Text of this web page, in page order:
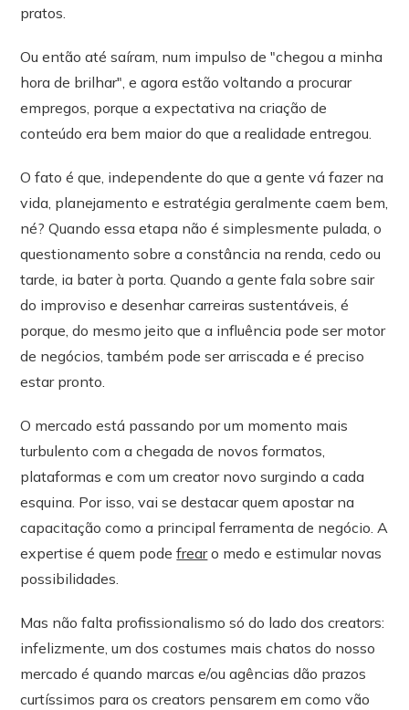
pratos.
Ou então até saíram, num impulso de "chegou a minha
hora de brilhar", e agora estão voltando a procurar
empregos, porque a expectativa na criação de
conteúdo era bem maior do que a realidade entregou.
O fato é que, independente do que a gente vá fazer na
vida, planejamento e estratégia geralmente caem bem,
né? Quando essa etapa não é simplesmente pulada, o
questionamento sobre a constância na renda, cedo ou
tarde, ia bater à porta. Quando a gente fala sobre sair
do improviso e desenhar carreiras sustentáveis, é
porque, do mesmo jeito que a influência pode ser motor
de negócios, também pode ser arriscada e é preciso
estar pronto.
O mercado está passando por um momento mais
turbulento com a chegada de novos formatos,
plataformas e com um creator novo surgindo a cada
esquina. Por isso, vai se destacar quem apostar na
capacitação como a principal ferramenta de negócio. A
expertise é quem podefrearo medo e estimular novas
possibilidades.
Mas não falta profissionalismo só do lado dos creators:
infelizmente, um dos costumes mais chatos do nosso
mercado é quando marcas e/ou agências dão prazos
curtíssimos para os creators pensarem em como vão